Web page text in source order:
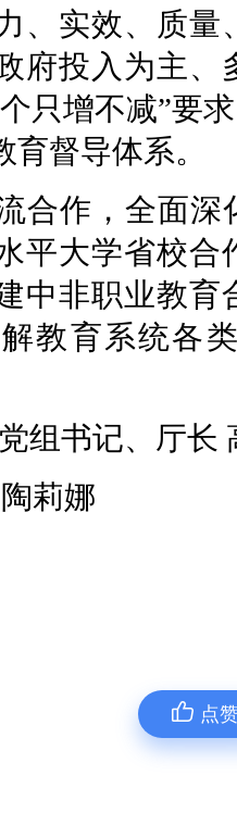
、实效、质
府投入为主
只增不减”要
督导体系。
合作，全面
平大学省校
中非职业教
教育系统各
组书记、厅长
莉娜
点